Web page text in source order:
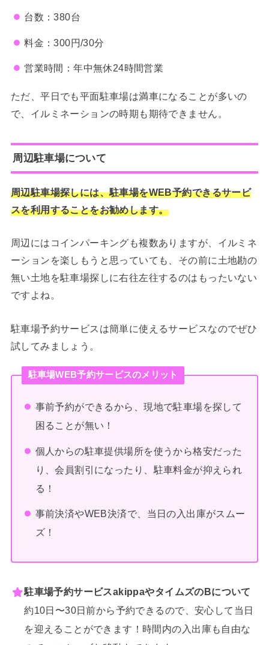
台数：380台
料金：300円/30分
営業時間：年中無休24時間営業
ただ、平日でも平面駐車場は満車になることが多いの
で、イルミネーションの時期も期待できません。
周辺駐車場について
周辺駐車場探しには、駐車場をWEB予約できるサービ
スを利用することをお勧めします。
周辺にはコインパーキングも複数ありますが、イルミネ
ーションを楽しもうと思っていても、その前に土地勘の
無い土地を駐車場探しに右往左往するのはもったいない
ですよね。
駐車場予約サービスは簡単に使えるサービスなのでぜひ
試してみましょう。
駐車場WEB予約サービスのメリット
事前予約ができるから、現地で駐車場を探して
困ることが無い！
個人からの駐車提供場所を使うから格安だった
り、会員割引になったり、駐車料金が抑えられ
る！
事前決済やWEB決済で、当日の入出庫がスムー
ズ！
駐車場予約サービスakippaやタイムズのBについて
約10日〜30日前から予約できるので、安心して当日
を迎えることができます！時間内の入出庫も自由な